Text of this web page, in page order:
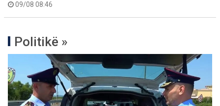
09/08 08:46
Politikë »